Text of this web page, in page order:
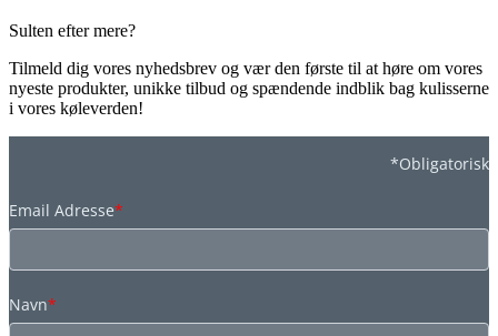
Sulten efter mere?
Tilmeld dig vores nyhedsbrev og vær den første til at høre om vores
nyeste produkter, unikke tilbud og spændende indblik bag kulisserne
i vores køleverden!
*Obligatorisk
Email Adresse*
Navn*